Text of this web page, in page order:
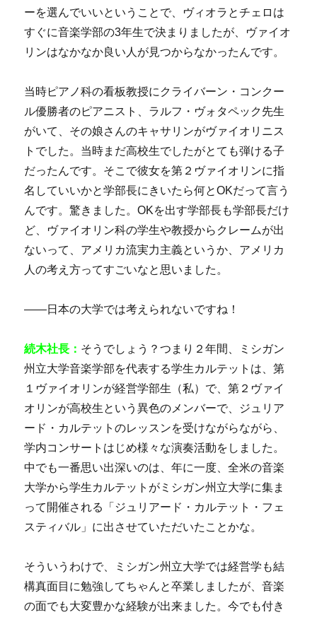
ーを選んでいいということで、ヴィオラとチェロは
すぐに音楽学部の3年生で決まりましたが、ヴァイオ
リンはなかなか良い人が見つからなかったんです。
当時ピアノ科の看板教授にクライバーン・コンクー
ル優勝者のピアニスト、ラルフ・ヴォタペック先生
がいて、その娘さんのキャサリンがヴァイオリニス
トでした。当時まだ高校生でしたがとても弾ける子
だったんです。そこで彼女を第２ヴァイオリンに指
名していいかと学部長にきいたら何とOKだって言う
んです。驚きました。OKを出す学部長も学部長だけ
ど、ヴァイオリン科の学生や教授からクレームが出
ないって、アメリカ流実力主義というか、アメリカ
人の考え方ってすごいなと思いました。
――日本の大学では考えられないですね！
続木社長： そうでしょう？つまり２年間、ミシガン
州立大学音楽学部を代表する学生カルテットは、第
１ヴァイオリンが経営学部生（私）で、第２ヴァイ
オリンが高校生という異色のメンバーで、ジュリア
ード・カルテットのレッスンを受けながらながら、
学内コンサートはじめ様々な演奏活動をしました。
中でも一番思い出深いのは、年に一度、全米の音楽
大学から学生カルテットがミシガン州立大学に集ま
って開催される「ジュリアード・カルテット・フェ
スティバル」に出させていただいたことかな。
そういうわけで、ミシガン州立大学では経営学も結
構真面目に勉強してちゃんと卒業しましたが、音楽
の面でも大変豊かな経験が出来ました。今でも付き